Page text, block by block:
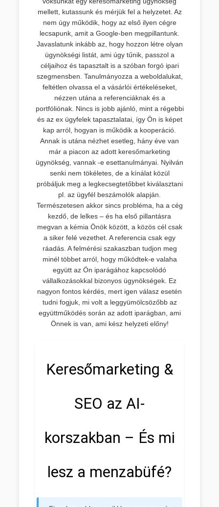
mellett, kutassunk és mérjük fel a helyzetet. Az
nem úgy működik, hogy az első ilyen cégre
lecsapunk, amit a Google-ben megpillantunk.
Javaslatunk inkább az, hogy hozzon létre olyan
ügynökségi listát, ami úgy tűnik, passzol a
céljaihoz és tapasztalt is a szóban forgó ipari
szegmensben. Tanulmányozza a weboldalukat,
feltétlen olvassa el a vásárlói értékeléseket,
nézzen utána a referenciáknak és a
portfóliónak. Nincs is jobb ajánló, mint a régebbi
és az ex ügyfelek tapasztalatai, így Ön is képet
kap arról, hogyan is működik a kooperáció.
Annak is utána nézhet esetleg, hány éve van
már a piacon az adott keresőmarketing
ügynökség, vannak -e esettanulmányai. Nyilván
senki nem tökéletes, de a kínálat közül
próbáljuk meg a legkecsegtetőbbet kiválasztani
pl. az ügyfél beszámolók alapján.
Természetesen akkor sincs probléma, ha a cég
kezdő, de lelkes – és ha első pillantásra
megvan a kémia Önök között, a közös cél csak
a siker felé vezethet. A referencia csak egy
ráadás. A felmérési szakaszban tudjon meg
minél többet arról, hogy működtek-e valaha
együtt az Ön iparágához kapcsolódó
vállalkozásokkal bizonyos ügynökségek. Ez
nagyon fontos kérdés, mert igen válasz esetén
tudni fogjuk, mi volt a leggyümölcsözőbb az
együttműködés során az adott iparágban, ami
Önnek is van, ami kész helyzeti előny!
Keresőmarketing &
SEO az AI-
korszakban – És mi
lesz a menzabüfé?